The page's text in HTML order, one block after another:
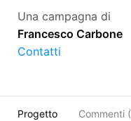
Una campagna di
Francesco Carbone
Contatti
Progetto Commenti (